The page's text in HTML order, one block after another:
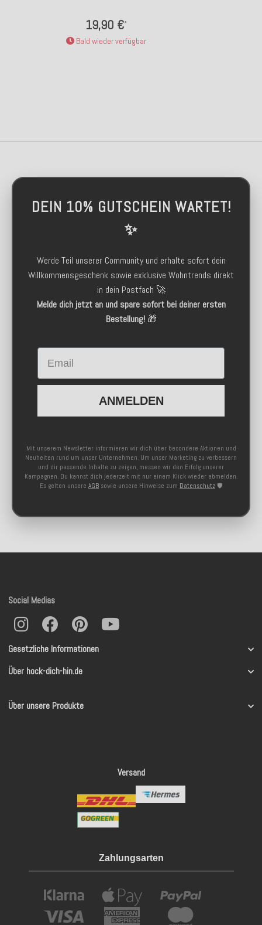
19,90 €*
Bald wieder verfügbar
DEIN 10% GUTSCHEIN WARTET!
✨
Werde Teil unserer Community und erhalte sofort dein
Willkommensgeschenk sowie exklusive Wohntrends direkt
in dein Postfach 🚀
Melde dich jetzt an und spare sofort bei deiner ersten
Bestellung!🎁
Email
ANMELDEN
Mit unserem Newsletter informieren wir dich über besondere Aktionen und
Neuheiten rund um unser Unternehmen. Um unser Marketing zu verbessern
und dir passende Inhalte zu zeigen, messen wir den Erfolg unserer
Kampagnen. Du kannst dich jederzeit mit nur einem Klick wieder abmelden.
Es gelten unsere AGB sowie unsere Hinweise zum Datenschutz 🛡️
Gesetzliche Informationen
Über hock-dich-hin.de
Über unsere Produkte
Social Medias
Versand
Zahlungsarten